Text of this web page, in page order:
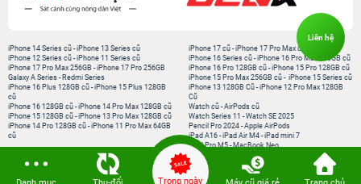
iPhone 14 Series cũ -iPhone 13 Series cũ
iPhone 12 Series cũ -iPhone 11 Series cũ
iPhone 17 Pro Max 256GB -iPhone 17 Pro 256GB
Galaxy A Series - Redmi Series
iPhone 17 cũ -iPhone 17 Pro Max cũ
iPhone 16 Series cũ - iPhone 16 Pro Max 256GB cũ
iPhone 16 Pro 128GB cũ -iPhone 15 Pro 128GB cũ
iPhone 15 Pro Max 256GB cũ - iPhone 15 Series cũ
iPhone 16 Plus 128GB cũ -iPhone 15 Plus 128GB
cũ
iPhone 16 128GB cũ -iPhone 14 Pro Max 128GB cũ
iPhone 15 128GB cũ -iPhone 13 Pro Max 128GB cũ
iPhone 14 Pro 128GB cũ -iPhone 11 Pro Max 64GB
cũ
iPhone 13 128GB Cũ -iPhone 12 Pro Max 128GB
Cũ
Watch cũ -AirPods cũ
Watch Series 11 -Watch SE 2025
Pencil Pro 2024 -Apple AirPods
iPad A16 -iPad Air M4 -iPad mini 7
iPad Pro M5 - MacBook Neo
MacBook Air M5
Loa Sounarc
Phụ kiện chính hãng
Trong ngày
Liên hệ